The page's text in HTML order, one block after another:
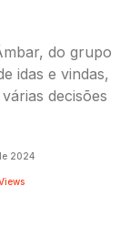
do grupo
idas e vindas,
decisões
2024